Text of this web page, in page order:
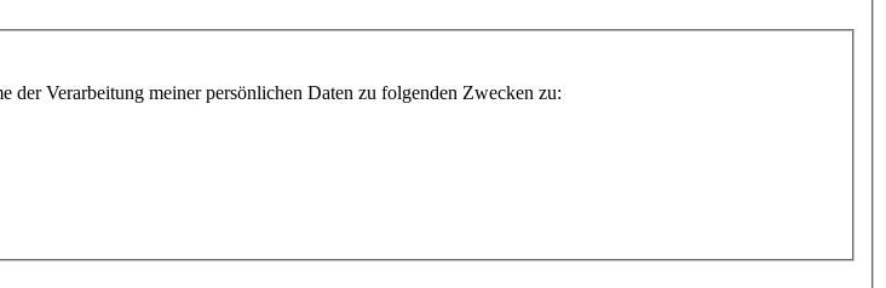
der Verarbeitung meiner persönlichen Daten zu folgenden Zwecken zu: